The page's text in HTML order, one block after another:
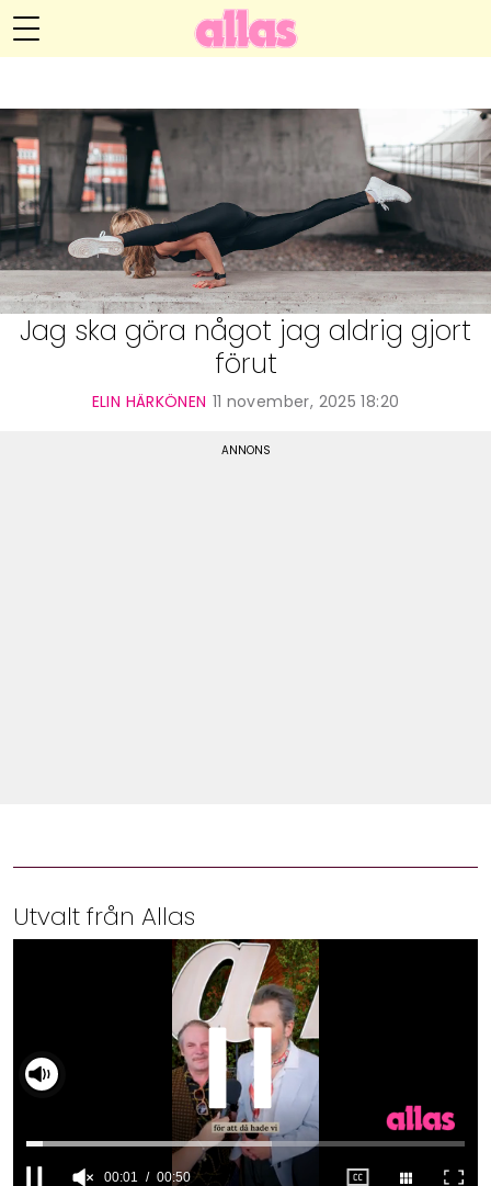
Hälsa
Relationer
Handarbete
Elin Härkönens blogg
Hem
Om Elin
Kategorier
Arkiv
Kontakt
Jag ska göra något jag aldrig gjort
förut
ELIN HÄRKÖNEN 11 november, 2025 18:20
Utvalt från Allas
00:02 00:50